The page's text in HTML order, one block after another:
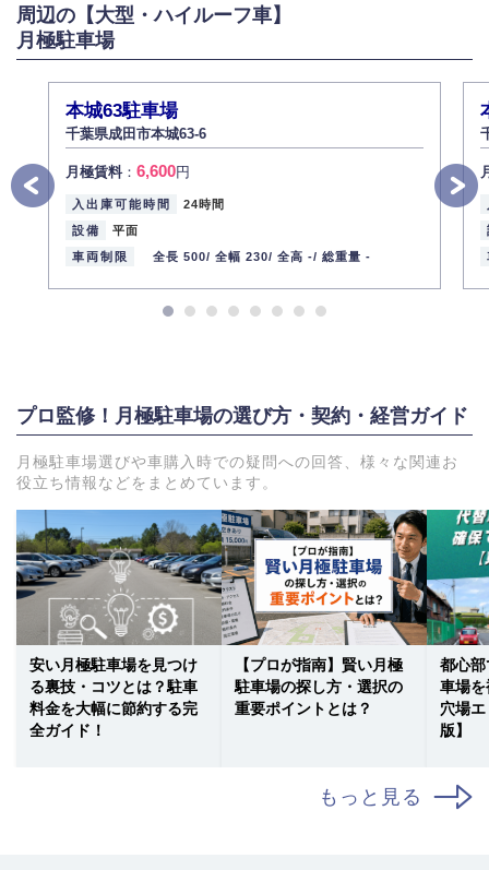
周辺の【大型・ハイルーフ車】
月極駐車場
本城63駐車場
千葉県成田市本城63-6
月極賃料： 6,600円
入出庫可能時間
24時間
設備
平面
車両制限
全長 500/ 全幅 230/ 全高 -/ 総重量 -
プロ監修！月極駐車場の選び方・契約・経営ガイド
月極駐車場選びや車購入時での疑問への回答、様々な関連お
役立ち情報などをまとめています。
安い月極駐車場を見つけ
る裏技・コツとは？駐車
料金を大幅に節約する完
全ガイド！
【プロが指南】賢い月極
駐車場の探し方・選択の
重要ポイントとは？
都心
車場
穴場
版】
もっと見る